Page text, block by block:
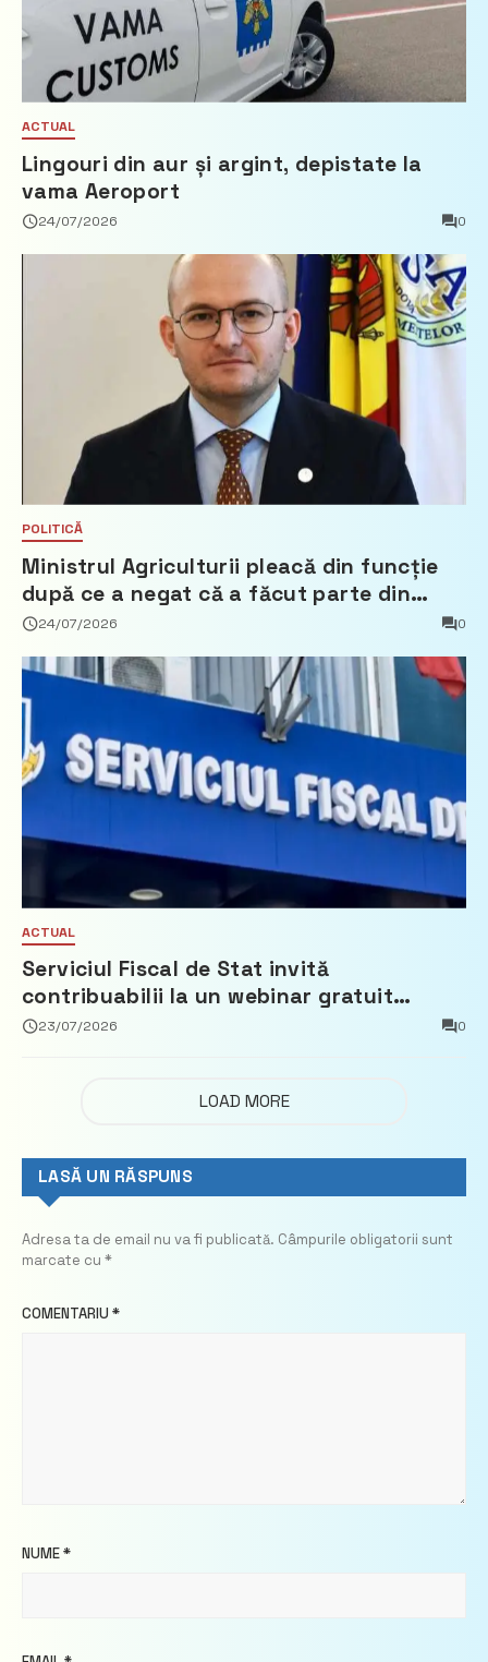
ACTUAL
Lingouri din aur și argint, depistate la
vama Aeroport
24/07/2026 0
POLITICĂ
Ministrul Agriculturii pleacă din funcție
după ce a negat că a făcut parte din
Partidul Democrat
24/07/2026 0
ACTUAL
Serviciul Fiscal de Stat invită
contribuabilii la un webinar gratuit
privind calculul impozitului pe bunurile
23/07/2026 0
LOAD MORE
LASĂ UN RĂSPUNS
Adresa ta de email nu va fi publicată. Câmpurile obligatorii sunt
marcate cu *
COMENTARIU *
NUME*